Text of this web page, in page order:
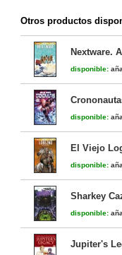
Otros productos
Nextware.
disponible:
disponible:
El Viejo
disponible:
Sharkey
disponible:
Jupiter's